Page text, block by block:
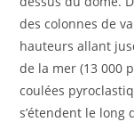
des colonnes de
hauteurs allant
de la mer (13 000
coulées
s’étendent le long